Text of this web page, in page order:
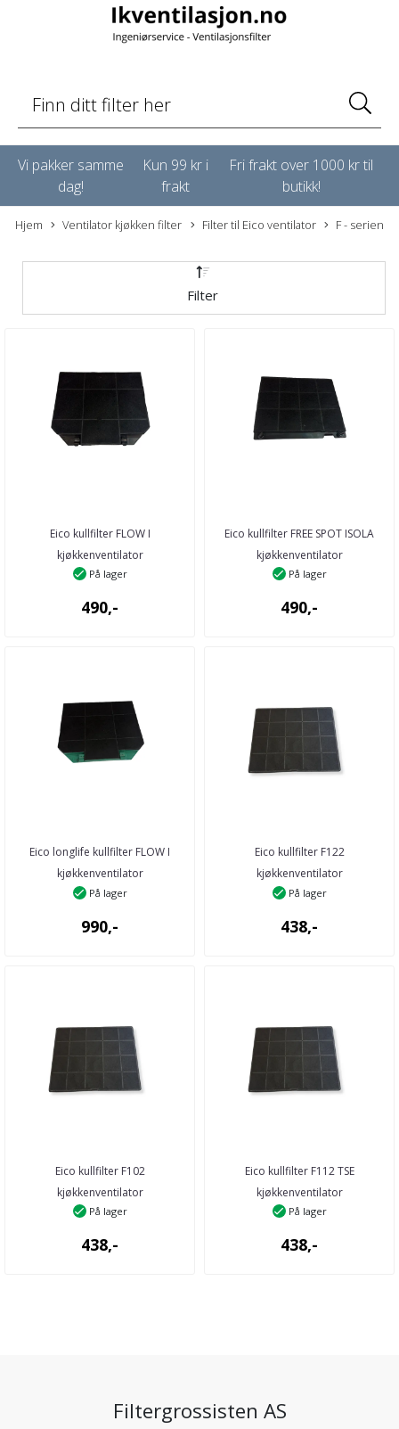
Vi pakker samme
dag!
Kun 99 kr i
frakt
Fri frakt over 1000 kr til
butikk!
Hjem Ventilator kjøkken filter Filter til Eico ventilator F - serien
Filter
Eico kullfilter FLOW I
kjøkkenventilator
På lager
490,-
Eico kullfilter FREE SPOT ISOLA
kjøkkenventilator
På lager
490,-
Eico longlife kullfilter FLOW I
kjøkkenventilator
På lager
990,-
Eico kullfilter F122
kjøkkenventilator
På lager
438,-
Eico kullfilter F102
kjøkkenventilator
På lager
438,-
Eico kullfilter F112 TSE
kjøkkenventilator
På lager
438,-
Filtergrossisten AS